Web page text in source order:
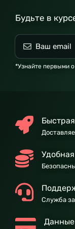
Будьте в
*Узнайте первыми
Служба
Данные